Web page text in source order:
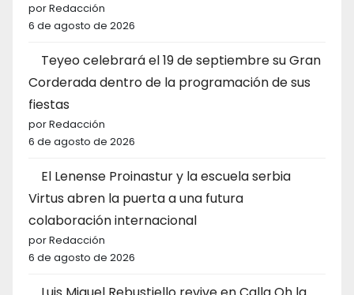
por Redacción
6 de agosto de 2026
Teyeo celebrará el 19 de septiembre su Gran
Corderada dentro de la programación de sus
fiestas
por Redacción
6 de agosto de 2026
El Lenense Proinastur y la escuela serbia
Virtus abren la puerta a una futura
colaboración internacional
por Redacción
6 de agosto de 2026